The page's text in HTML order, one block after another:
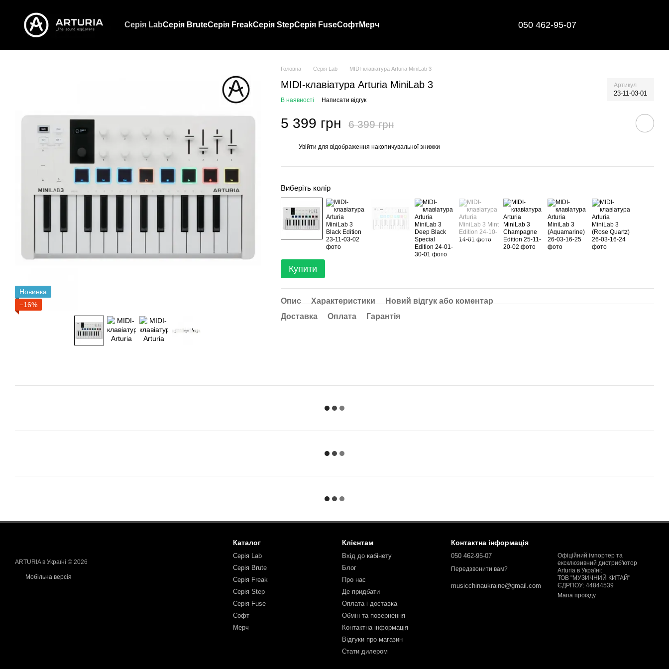
Серія LabСерія BruteСерія FreakСерія StepСерія FuseСофтМерч 050 462-95-07
Новинка
−16%
Головна Серія Lab MIDI-клавіатура Arturia MiniLab 3
MIDI-клавіатура Arturia MiniLab 3 Артикул
23-11-03-01
В наявності Написати відгук
5 399 грн 6 399 грн
Увійти для відображення накопичувальної знижки
Виберіть колір
Купити
Опис Характеристики
Новий відгук або коментар
Доставка
Оплата Гарантія
ARTURIA в Україні © 2026
Мобільна версія
Каталог
Серія Lab
Серія Brute
Серія Freak
Серія Step
Серія Fuse
Софт
Мерч
Клієнтам
Вхід до кабінету
Блог
Про нас
Де придбати
Оплата і доставка
Обмін та повернення
Контактна інформація
Відгуки про магазин
Стати дилером
Контактна інформація
050 462-95-07
Передзвонити вам?
musicchinaukraine@gmail.com
Офіційний імпортер та
ексклюзивний дистриб'ютор
Arturia в Україні:
ТОВ "МУЗИЧНИЙ КИТАЙ"
ЄДРПОУ: 44844539
Мапа проїзду